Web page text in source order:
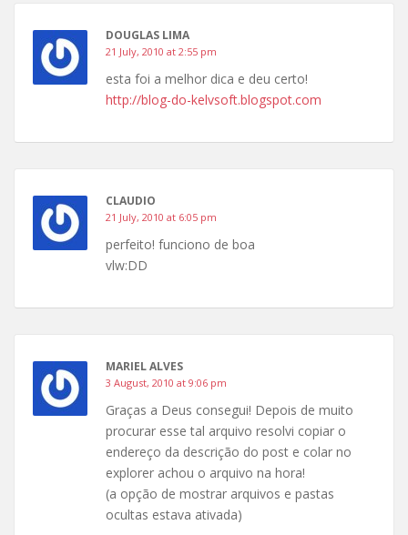
DOUGLAS LIMA
21 July, 2010 at 2:55 pm
esta foi a melhor dica e deu certo!
http://blog-do-kelvsoft.blogspot.com
CLAUDIO
21 July, 2010 at 6:05 pm
perfeito! funciono de boa
vlw:DD
MARIEL ALVES
3 August, 2010 at 9:06 pm
Graças a Deus consegui! Depois de muito
procurar esse tal arquivo resolvi copiar o
endereço da descrição do post e colar no
explorer achou o arquivo na hora!
(a opção de mostrar arquivos e pastas
ocultas estava ativada)